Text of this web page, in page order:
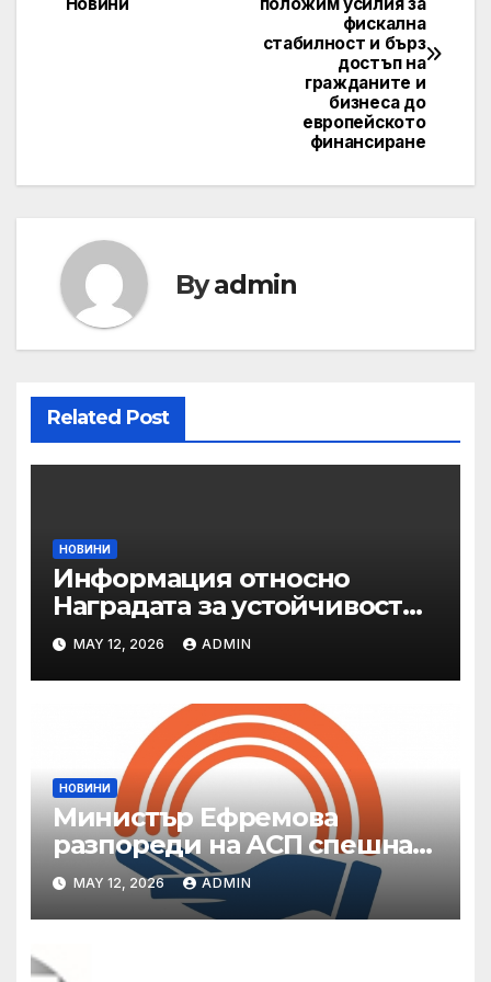
navigation
фискална
стабилност и бърз
достъп на
гражданите и
бизнеса до
европейското
финансиране
Byadmin
Related Post
НОВИНИ
Информация относно
Наградата за устойчивост
на ОАЕ „Зайед“
MAY 12, 2026 ADMIN
НОВИНИ
Министър Ефремова
разпореди на АСП спешна
готовност за оказване на
подкрепа на пострадали от
валежи и градушки
MAY 12, 2026 ADMIN